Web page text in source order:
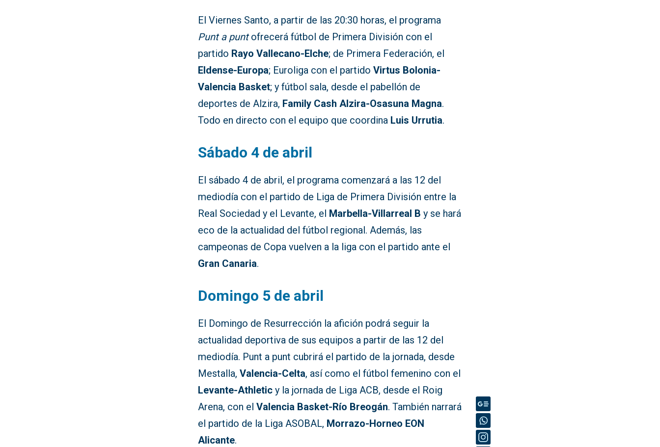
El Viernes Santo, a partir de las 20:30 horas, el programa
Punt a puntofrecerá fútbol de Primera División con el
partido Rayo Vallecano-Elche; de Primera Federación, el
Eldense-Europa; Euroliga con el partidoVirtus Bolonia-
Valencia Basket; y fútbol sala, desde el pabellón de
deportes de Alzira, Family Cash Alzira-Osasuna Magna.
Todo en directo con el equipo que coordina Luis Urrutia.
Sábado 4 de abril
El sábado 4 de abril, el programa comenzará a las 12 del
mediodía con el partido de Liga de Primera División entre la
Real Sociedad y el Levante, el Marbella-Villarreal B y se hará
eco de la actualidad del fútbol regional. Además, las
campeonas de Copa vuelven a la liga con el partido ante el
Gran Canaria.
Domingo 5 de abril
El Domingo de Resurrección la afición podrá seguir la
actualidad deportiva de sus equipos a partir de las 12 del
mediodía. Punt a punt cubrirá el partido de la jornada, desde
Mestalla,Valencia-Celta, así como el fútbol femenino con el
Levante-Athletic y la jornada de Liga ACB, desde el Roig
Arena, con elValencia Basket-Río Breogán. También narrará
el partido de la Liga ASOBAL, Morrazo-Horneo EON
Alicante.